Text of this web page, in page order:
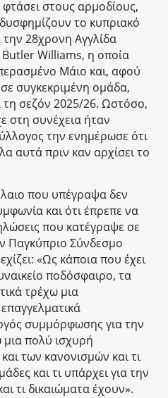
φτάσει στους αρμοδίους,
δυσφημίζουν το κυπριακό
28χρονη Αγγλίδα
Butler Williams, η οποία
Μάιο και, αφού
συγκεκριμένη ομάδα,
σεζόν 2025/26. Ωστόσο,
στη συνέχεια ήταν
την ενημέρωσε ότι
αυτά πριν καν αρχίσει το
που υπέγραψα δεν
και ότι έπρεπε να
που κατέγραψε σε
Παγκύπριο Σύνδεσμο
«Ως κάποια που έχει
ποδόσφαιρο, τα
τρέχω μια
συμμόρφωσης για την
μια πολύ ισχυρή
των κανονισμών και τι
και τι υπάρχει για την
τι δικαιώματα έχουν».